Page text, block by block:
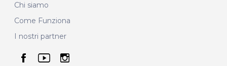
Chi siamo
Come Funziona
I nostri partner
seguici su facebook
seguici su youtube
seguici su instagram